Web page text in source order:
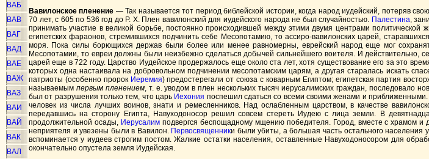
ВАБ
ВАВ
ВАГ
ВАД
ВАЕ
ВАЖ
ВАЗ
ВАИ
ВАЙ
ВАК
ВАЛ
Вавилонское пленение — Так называется тот период библейской истории, когда народ иудейский, потеряв
70 лет, с 605 по 536 год до Р. X. Плен вавилонский для иудейского народа не был случайностью. Палестина,
принимать участие в великой борьбе, постоянно происходившей между этими двумя центрами
египетских фараонов, стремившихся подчинить себе Месопотамию, то ассиро-вавилонских царей,
моря. Пока силы борющихся держав были более или менее равномерны, еврейский народ еще мог
Месопотамии, то евреи должны были неизбежно сделаться добычей сильнейшего воителя. И действительно,
царей еще в 722 году. Царство Иудейское продержалось еще около ста лет, хотя существование его за это
которых одна настаивала на добровольном подчинении месопотамским царям, а другая старалась искать
патриоты (особенно пророк Иеремия) предостерегали от союза с коварным Египтом; египетская партия
называемым первым пленением, т. е. уводом в плен нескольких тысяч иерусалимских граждан, последовало
был от разрушения только тем, что царь Иехония поспешил сдаться со всеми своими женами и
человек из числа лучших воинов, знати и ремесленников. Над ослабленным царством, в качестве
передавшись на сторону Египта, Навуходоносор решил совсем стереть Иудею с лица земли. В
продолжительной осады, Иерусалим подвергся беспощадному мщению победителя. Город, вместе с храмом
неприятеля и увезены были в Вавилон. Первосвященники были убиты, а большая часть остального
вспоминается у иудеев строгим постом. Жалкие остатки населения, оставленные Навуходоносором для
окончательно опустела земля Иудейская.